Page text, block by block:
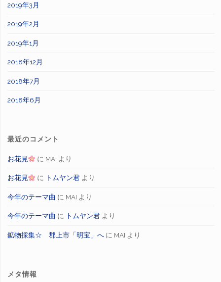
2019年3月
2019年2月
2019年1月
2018年12月
2018年7月
2018年6月
最近のコメント
お花見 に MAI より
お花見 に トムヤン君より
今年のテーマ曲 に MAI より
今年のテーマ曲 に トムヤン君より
鉱物採集☆ 郡上市「明宝」へに MAI より
メタ情報